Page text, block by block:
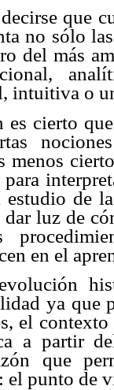
que
no sólo
del más
intuitiva o
cierto
menos
estudio de
luz de
en el
ya que
el
a partir
que
punto de